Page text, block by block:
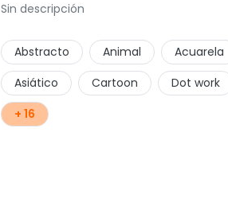
Sin descripción
Abstracto Animal
Acuarela
Asiático
Cartoon
Dot work
+ 16